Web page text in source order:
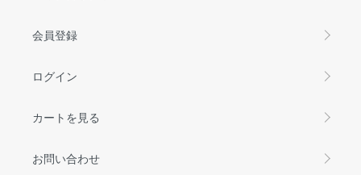
会員登録
ログイン
カートを見る
お問い合わせ